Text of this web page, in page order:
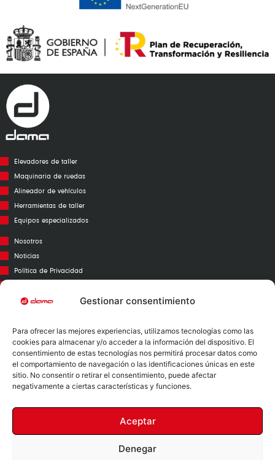
Gestionar consentimiento
Para ofrecer las mejores experiencias, utilizamos tecnologías como las
cookies para almacenar y/o acceder a la información del dispositivo. El
consentimiento de estas tecnologías nos permitirá procesar datos como
el comportamiento de navegación o las identificaciones únicas en este
sitio. No consentir o retirar el consentimiento, puede afectar
negativamente a ciertas características y funciones.
Aceptar
Denegar
Elevadores de taller
Maquinaria de ruedas
Alineador de vehículos
Herramientas de taller
Equipos especializados
Nosotros
Noticias
Política de Privacidad
Política de Cookies
Garantías
Catálogo
Contacto
Mapa Web